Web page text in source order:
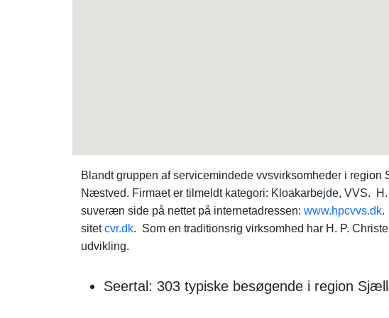
Blandt gruppen af servicemindede vvsvirksomheder i
Næstved. Firmaet er tilmeldt kategori: Kloakarbejde, VVS.
suveræn side på nettet på internetadressen: www.hpcvvs.dk.
sitetcvr.dk. Som en traditionsrig virksomhed har H. P.
udvikling.
Seertal: 303 typiske besøgende i region